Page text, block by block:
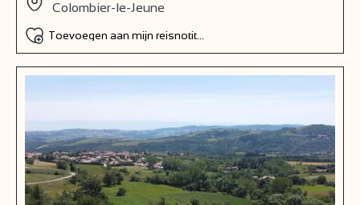
Colombier-le-Jeune
Toevoegen aan mijn reisnotitieboek